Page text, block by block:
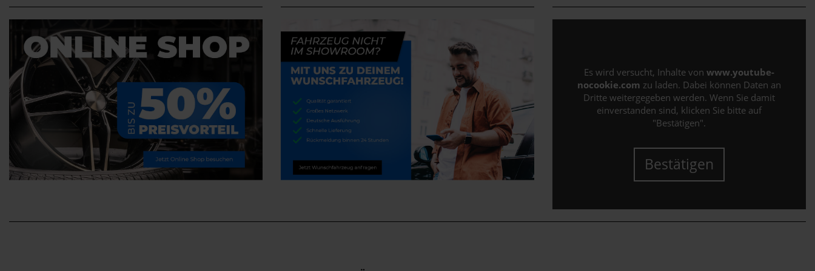
Es wird versucht, Inhalte von www.youtube-
nocookie.com zu laden. Dabei können Daten an
Dritte weitergegeben werden. Wenn Sie damit
einverstanden sind, klicken Sie bitte auf
"Bestätigen".
Bestätigen